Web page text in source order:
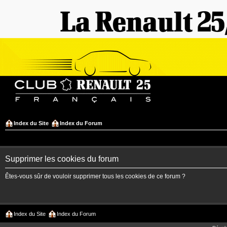
Index du Site Index du Forum
Supprimer les cookies du forum
Êtes-vous sûr de vouloir supprimer tous les cookies de ce forum ?
Index du Site Index du Forum